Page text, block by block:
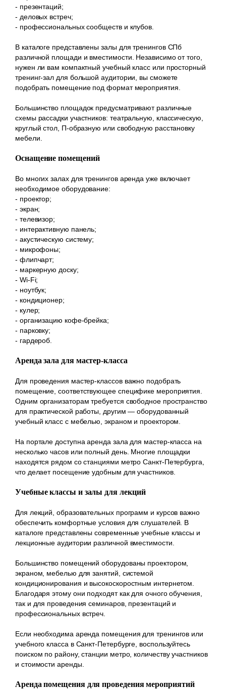
- презентаций;
- деловых встреч;
- профессиональных сообществ и клубов.
В каталоге представлены залы для тренингов СПб
различной площади и вместимости. Независимо от того,
нужен ли вам компактный учебный класс или просторный
тренинг-зал для большой аудитории, вы сможете
подобрать помещение под формат мероприятия.
Большинство площадок предусматривают различные
схемы рассадки участников: театральную, классическую,
круглый стол, П-образную или свободную расстановку
мебели.
Оснащение помещений
Во многих залах для тренингов аренда уже включает
необходимое оборудование:
- проектор;
- экран;
- телевизор;
- интерактивную панель;
- акустическую систему;
- микрофоны;
- флипчарт;
- маркерную доску;
- Wi-Fi;
- ноутбук;
- кондиционер;
- кулер;
- организацию кофе-брейка;
- парковку;
- гардероб.
Аренда зала для мастер-класса
Для проведения мастер-классов важно подобрать
помещение, соответствующее специфике мероприятия.
Одним организаторам требуется свободное пространство
для практической работы, другим — оборудованный
учебный класс с мебелью, экраном и проектором.
На портале доступна аренда зала для мастер-класса на
несколько часов или полный день. Многие площадки
находятся рядом со станциями метро Санкт-Петербурга,
что делает посещение удобным для участников.
Учебные классы и залы для лекций
Для лекций, образовательных программ и курсов важно
обеспечить комфортные условия для слушателей. В
каталоге представлены современные учебные классы и
лекционные аудитории различной вместимости.
Большинство помещений оборудованы проектором,
экраном, мебелью для занятий, системой
кондиционирования и высокоскоростным интернетом.
Благодаря этому они подходят как для очного обучения,
так и для проведения семинаров, презентаций и
профессиональных встреч.
Если необходима аренда помещения для тренингов или
учебного класса в Санкт-Петербурге, воспользуйтесь
поиском по району, станции метро, количеству участников
и стоимости аренды.
Аренда помещения для проведения мероприятий